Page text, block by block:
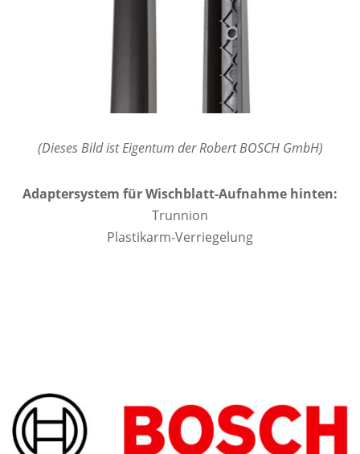
(Dieses Bild ist Eigentum der Robert BOSCH GmbH)
Adaptersystem für Wischblatt-Aufnahme hinten:
Trunnion
Plastikarm-Verriegelung